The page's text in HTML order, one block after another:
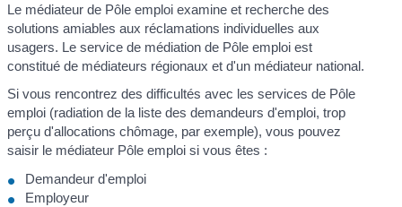
Le médiateur de Pôle emploi examine et recherche des
solutions amiables aux réclamations individuelles aux
usagers. Le service de médiation de Pôle emploi est
constitué de médiateurs régionaux et d'un médiateur national.
Si vous rencontrez des difficultés avec les services de Pôle
emploi (radiation de la liste des demandeurs d'emploi, trop
perçu d'allocations chômage, par exemple), vous pouvez
saisir le médiateur Pôle emploi si vous êtes :
Demandeur d'emploi
Employeur